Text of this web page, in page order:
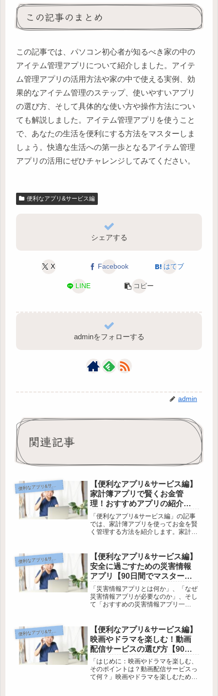
この記事のまとめ
この記事では、パソコン初心者が知るべき家の中の
アイテム管理アプリについて紹介しました。アイテ
ム管理アプリの活用方法や家の中で使える実例、効
果的なアイテム管理のステップ、使いやすいアプリ
の選び方、そして具体的な使い方や操作方法につい
ても解説しました。アイテム管理アプリを使うこと
で、あなたの生活を便利にする方法をマスターしま
しょう。快適な生活への第一歩となるアイテム管理
アプリの活用にぜひチャレンジしてみてください。
便利なアプリ&サービス編
シェアする
X Facebook はてブ
LINE コピー
adminをフォローする
admin
関連記事
便利なアプリ&サービス編
【便利なアプリ&サービス編】
家計簿アプリで賢くお金管
理！おすすめアプリの紹介と
使い方【90日間でマスターす
るパソコン講座】
「便利なアプリ&サービス編」の記事
では、家計簿アプリを使ってお金を賢
く管理する方法を紹介します。家計簿
ト、アプリの選び方や注意点など、パ
ソコン初心者や高齢者向けにわかりや
す...
便利なアプリ&サービス編
【便利なアプリ&サービス編】
安全に過ごすための災害情報
アプリ【90日間でマスターす
るパソコン講座】
「災害情報アプリとは何か」、「なぜ
災害情報アプリが必要なのか」、そし
て「おすすめの災害情報アプリ一
の災害情報アプリについて詳しく解説
しています。災害時には正確な情報が
欠かせ...
便利なアプリ&サービス編
【便利なアプリ&サービス編】
映画やドラマを楽しむ！動画
配信サービスの選び方【90日
間でマスターするパソコン講
座】
「はじめに：映画やドラマを楽しむ、
そのポイントは？動画配信サービスっ
て何？」映画やドラマを楽しむために